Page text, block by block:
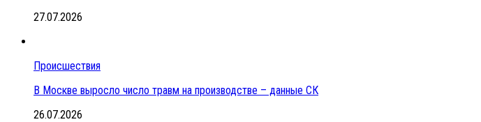
27.07.2026
Происшествия
В Москве выросло число травм на производстве – данные СК
26.07.2026